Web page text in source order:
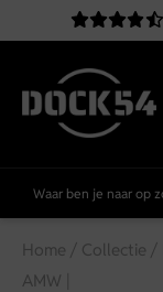
Home / Collectie /
AMW |